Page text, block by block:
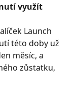
využít
Launch
této doby už
měsíc, a
zůstatku,